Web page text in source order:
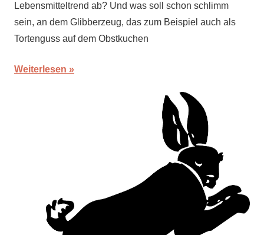
Lebensmitteltrend ab? Und was soll schon schlimm
sein, an dem Glibberzeug, das zum Beispiel auch als
Tortenguss auf dem Obstkuchen
Weiterlesen